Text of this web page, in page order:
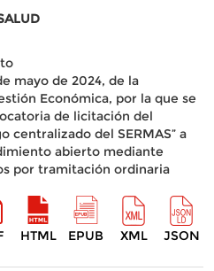
mayo de 2024, de la
Económica, por la que se
de licitación del
centralizado del SERMAS” a
abierto mediante
por tramitación ordinaria
HTML EPUB XML JSON